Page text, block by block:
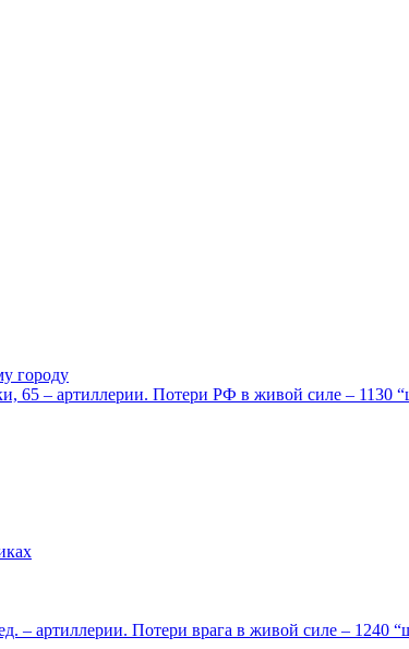
городу
65 – артиллерии. Потери РФ в живой силе – 1130
– артиллерии. Потери врага в живой силе – 1240